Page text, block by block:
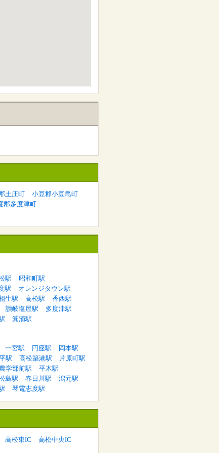
土庄町
小豆郡小豆島町
郡多度津町
駅
昭和町駅
駅
オレンジタウン駅
生駅 高松駅
香西駅
讃岐塩屋駅
多度津駅
箕浦駅
一宮駅 円座駅
岡本駅
駅 高松築港駅
片原町駅
農学部前駅
平木駅
島駅 春日川駅
潟元駅
琴電志度駅
高松東IC
高松中央IC